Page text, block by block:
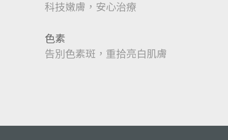
科技嫩膚，安心治療
色素
告別色素斑，重拾亮白肌膚